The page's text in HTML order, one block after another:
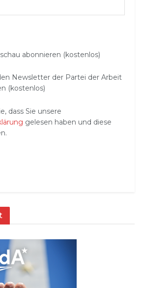
abonnieren (kostenlos)
Newsletter der Partei der Arbeit
(kostenlos)
dass Sie unsere
gelesen haben und diese